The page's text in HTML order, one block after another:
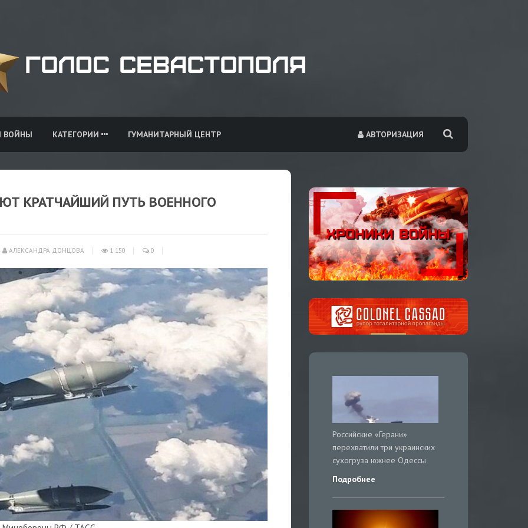
АВТОРИЗАЦИЯ
ВОЙНЫ КАТЕГОРИИ ГУМАНИТАРНЫЙ ЦЕНТР
КРАТЧАЙШИЙ ПУТЬ ВОЕННОГО
АЛЕКСАНДРА ДОНЦОВА 1 150 0
Российские «Герани»
перехватили три украинских
сухогруза южнее Одессы
Подробнее